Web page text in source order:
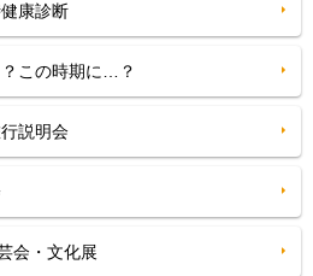
康診断
この時期に…？
説明会
会・文化展